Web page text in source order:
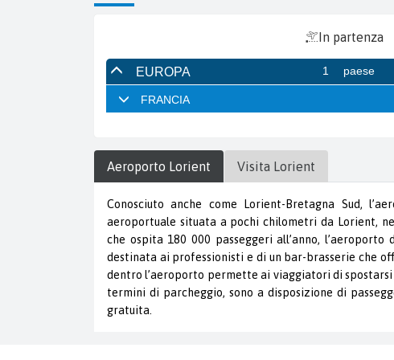
In partenza
Aeroporto Lorient Visita Lorient
Conosciuto anche come Lorient-Bretagna Sud,
aeroportuale situata a pochi chilometri da Lorient,
che ospita 180 000 passeggeri all’anno,
destinata ai professionisti e di un bar-brasserie che
dentro l’aeroporto permette ai viaggiatori di
termini di parcheggio, sono a disposizione di
gratuita.